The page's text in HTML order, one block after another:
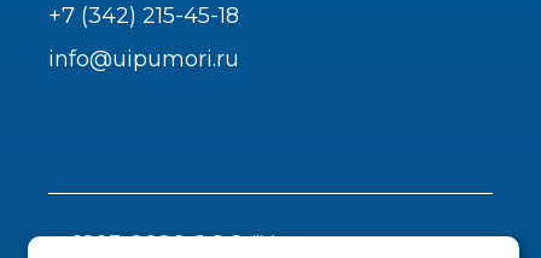
+7 (342) 215-45-18
info@uipumori.ru
1993-2026 ООО "Урал-инструмент-